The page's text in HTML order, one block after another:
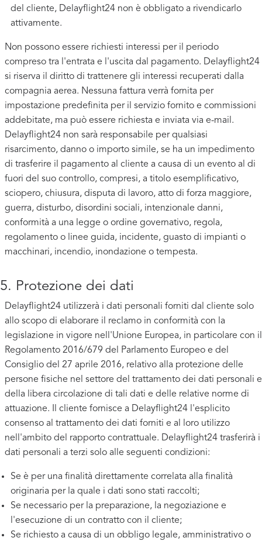
del cliente, Delayflight24 non è obbligato a rivendicarlo
attivamente.
Non possono essere richiesti interessi per il periodo
compreso tra l'entrata e l'uscita dal pagamento. Delayflight24
si riserva il diritto di trattenere gli interessi recuperati dalla
compagnia aerea. Nessuna fattura verrà fornita per
impostazione predefinita per il servizio fornito e commissioni
addebitate, ma può essere richiesta e inviata via e-mail.
Delayflight24 non sarà responsabile per qualsiasi
risarcimento, danno o importo simile, se ha un impedimento
di trasferire il pagamento al cliente a causa di un evento al di
fuori del suo controllo, compresi, a titolo esemplificativo,
sciopero, chiusura, disputa di lavoro, atto di forza maggiore,
guerra, disturbo, disordini sociali, intenzionale danni,
conformità a una legge o ordine governativo, regola,
regolamento o linee guida, incidente, guasto di impianti o
macchinari, incendio, inondazione o tempesta.
5. Protezione dei dati
Delayflight24 utilizzerà i dati personali forniti dal cliente solo
allo scopo di elaborare il reclamo in conformità con la
legislazione in vigore nell'Unione Europea, in particolare con il
Regolamento 2016/679 del Parlamento Europeo e del
Consiglio del 27 aprile 2016, relativo alla protezione delle
persone fisiche nel settore del trattamento dei dati personali e
della libera circolazione di tali dati e delle relative norme di
attuazione. Il cliente fornisce a Delayflight24 l'esplicito
consenso al trattamento dei dati forniti e al loro utilizzo
nell'ambito del rapporto contrattuale. Delayflight24 trasferirà i
dati personali a terzi solo alle seguenti condizioni:
Se è per una finalità direttamente correlata alla finalità
originaria per la quale i dati sono stati raccolti;
Se necessario per la preparazione, la negoziazione e
l'esecuzione di un contratto con il cliente;
Se richiesto a causa di un obbligo legale, amministrativo o